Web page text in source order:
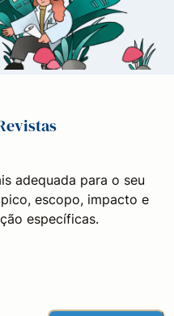
adequada para o seu
escopo, impacto e
específicas.